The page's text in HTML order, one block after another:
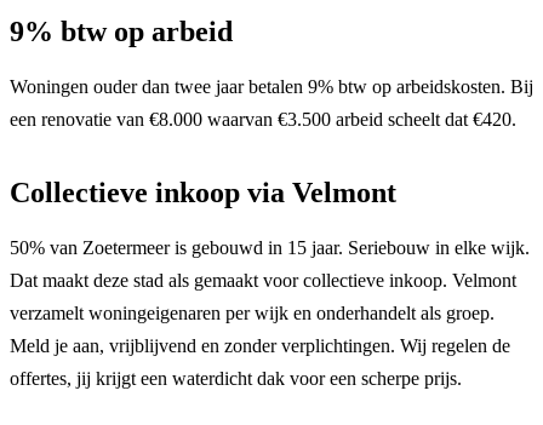
9% btw op arbeid
Woningen ouder dan twee jaar betalen 9% btw op arbeidskosten. Bij
een renovatie van €8.000 waarvan €3.500 arbeid scheelt dat €420.
Collectieve inkoop via Velmont
50% van Zoetermeer is gebouwd in 15 jaar. Seriebouw in elke wijk.
Dat maakt deze stad als gemaakt voor collectieve inkoop. Velmont
verzamelt woningeigenaren per wijk en onderhandelt als groep.
Meld je aan, vrijblijvend en zonder verplichtingen. Wij regelen de
offertes, jij krijgt een waterdicht dak voor een scherpe prijs.